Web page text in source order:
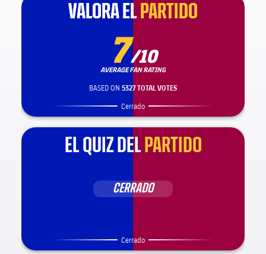
VALORA EL PARTIDO
VALORA EL PARTIDO
7/10
AVERAGE FAN RATING
BASED ON 5327 TOTAL VOTES
Cerrado
EL QUIZ DEL PARTIDO
CERRADO
Cerrado